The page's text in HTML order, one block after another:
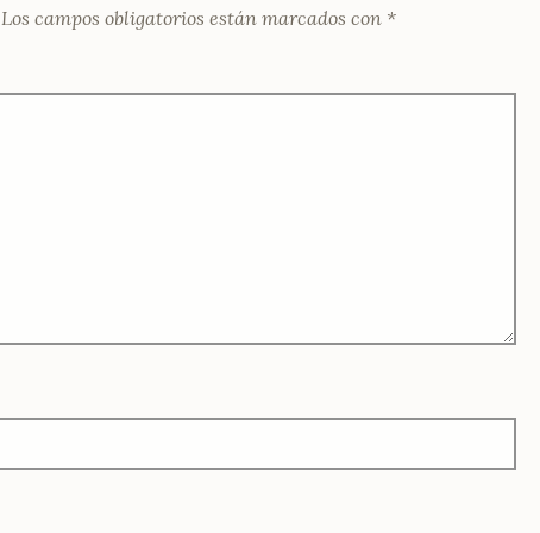
Los campos obligatorios están marcados con *